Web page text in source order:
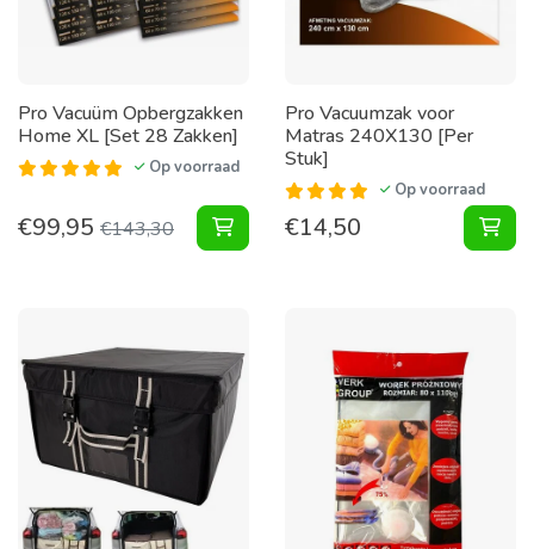
Pro Vacuüm Opbergzakken
Home XL [Set 28 Zakken]
Op voorraad
€99,95 €143,30 Vacuüm Opbergzakken Home XL
Pro Vacuumzak voor
Matras 240X130 [Per
Stuk]
Op voorraad
€14,50